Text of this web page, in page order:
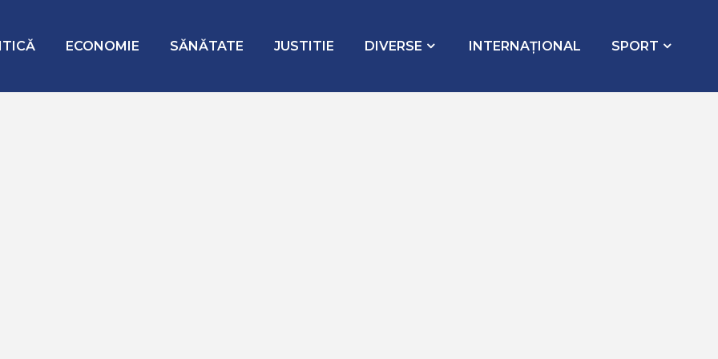
ECONOMIE SĂNĂTATE JUSTITIE DIVERSE INTERNAŢIONAL SPORT